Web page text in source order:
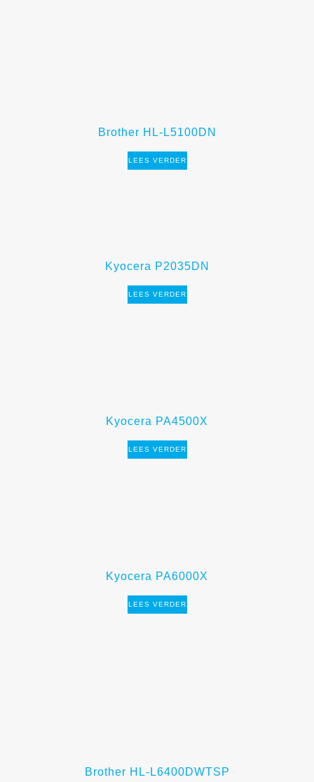
Brother HL-L5100DN
LEES VERDER
Kyocera P2035DN
LEES VERDER
Kyocera PA4500X
LEES VERDER
Kyocera PA6000X
LEES VERDER
Brother HL-L6400DWTSP